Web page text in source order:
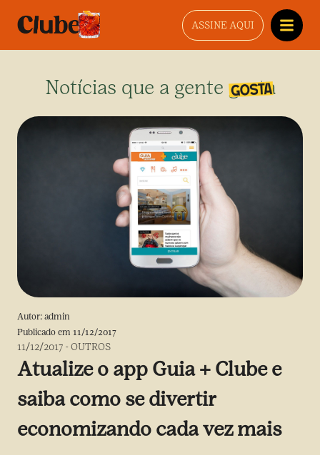
ASSINE AQUI
Notícias que a gente gosta
Autor: admin
Publicado em 11/12/2017
11/12/2017 -OUTROS
Atualize o app Guia + Clube e
saiba como se divertir
economizando cada vez mais